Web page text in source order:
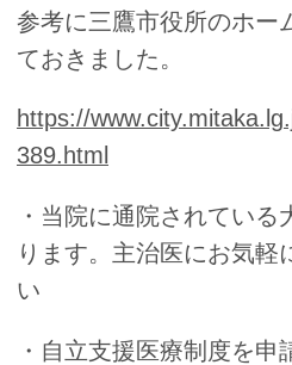
参考に三鷹市役所のホー
ておきました。
https://
389.html
・当院に通院されてい
ります。主治医にお気軽
い
・自立支援医療制度を